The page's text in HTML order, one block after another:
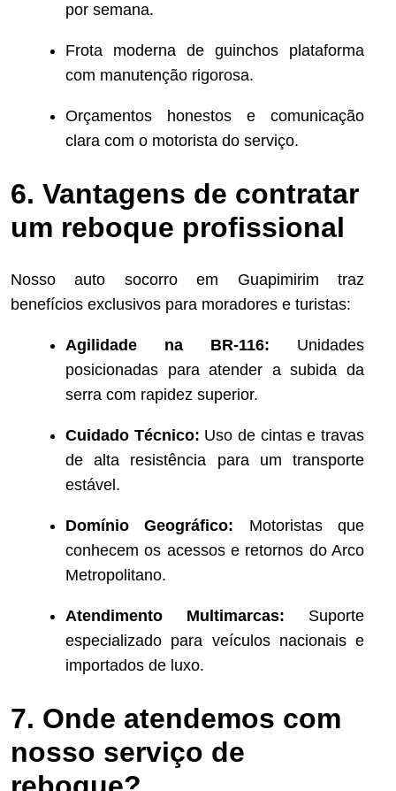
por semana.
Frota moderna de guinchos plataforma
com manutenção rigorosa.
Orçamentos honestos e comunicação
clara com o motorista do serviço.
6. Vantagens de contratar
um reboque profissional
Nosso auto socorro em Guapimirim traz
benefícios exclusivos para moradores e turistas:
Agilidade na BR-116: Unidades
posicionadas para atender a subida da
serra com rapidez superior.
Cuidado Técnico: Uso de cintas e travas
de alta resistência para um transporte
estável.
Domínio Geográfico: Motoristas que
conhecem os acessos e retornos do Arco
Metropolitano.
Atendimento Multimarcas: Suporte
especializado para veículos nacionais e
importados de luxo.
7. Onde atendemos com
nosso serviço de